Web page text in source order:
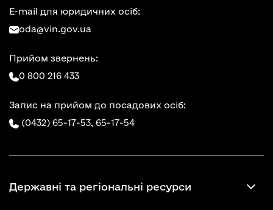
E-mail для юридичних осіб:
oda@vin.gov.ua
Прийом звернень:
0 800 216 433
Запис на прийом до посадових осіб:
(0432) 65-17-53, 65-17-54
Державні та регіональні ресурси